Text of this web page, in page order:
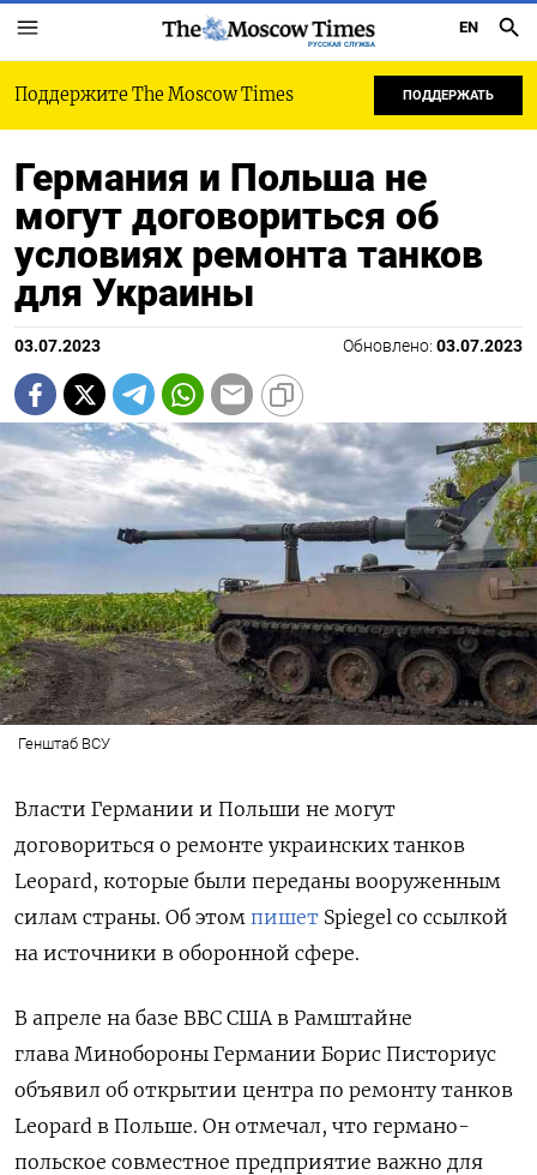
РУССКАЯ СЛУЖБА
EN
Поддержите The Moscow Times ПОДДЕРЖАТЬ
Германия и Польша не
могут договориться об
условиях ремонта танков
для Украины
03.07.2023 Обновлено: 03.07.2023
Генштаб ВСУ
Власти Германии и Польши не могут
договориться о ремонте украинских танков
Leopard, которые были переданы вооруженным
силам страны. Об этом пишет Spiegel со ссылкой
на источники в оборонной сфере.
В апреле на базе ВВС США в Рамштайне
глава Минобороны Германии Борис Писториус
объявил об открытии центра по ремонту танков
Leopard в Польше. Он отмечал, что германо-
польское совместное предприятие важно для